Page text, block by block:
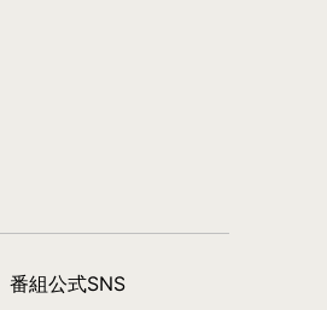
番組公式SNS